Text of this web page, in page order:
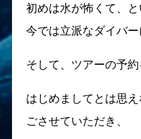
初めは水が怖くて、と
今では立派なダイバー
そして、ツアーの予
はじめましてとは思
ごさせていただき、